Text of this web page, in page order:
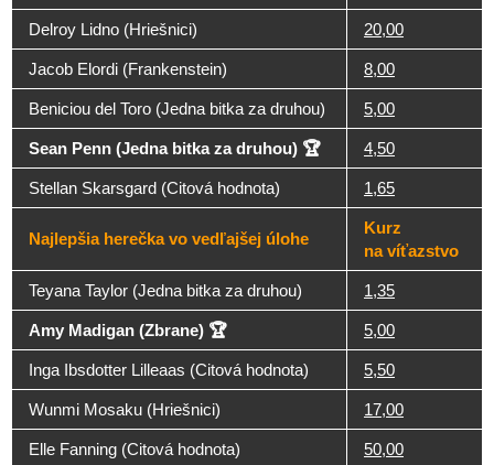
Delroy Lidno (Hriešnici) 20,00
Jacob Elordi (Frankenstein) 8,00
Beniciou del Toro (Jedna bitka za druhou) 5,00
Sean Penn (Jedna bitka za druhou) 🏆 4,50
Stellan Skarsgard (Citová hodnota) 1,65
Najlepšia herečka vo vedľajšej úlohe
Kurz
na víťazstvo
Teyana Taylor (Jedna bitka za druhou) 1,35
Amy Madigan (Zbrane) 🏆 5,00
Inga Ibsdotter Lilleaas (Citová hodnota) 5,50
Wunmi Mosaku (Hriešnici) 17,00
Elle Fanning (Citová hodnota) 50,00